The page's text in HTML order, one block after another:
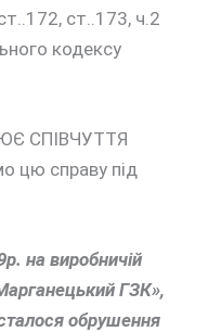
ст..173, ч.2
кодексу
СПІВЧУТТЯ
цю справу під
на виробничій
ГЗК»,
обрушення